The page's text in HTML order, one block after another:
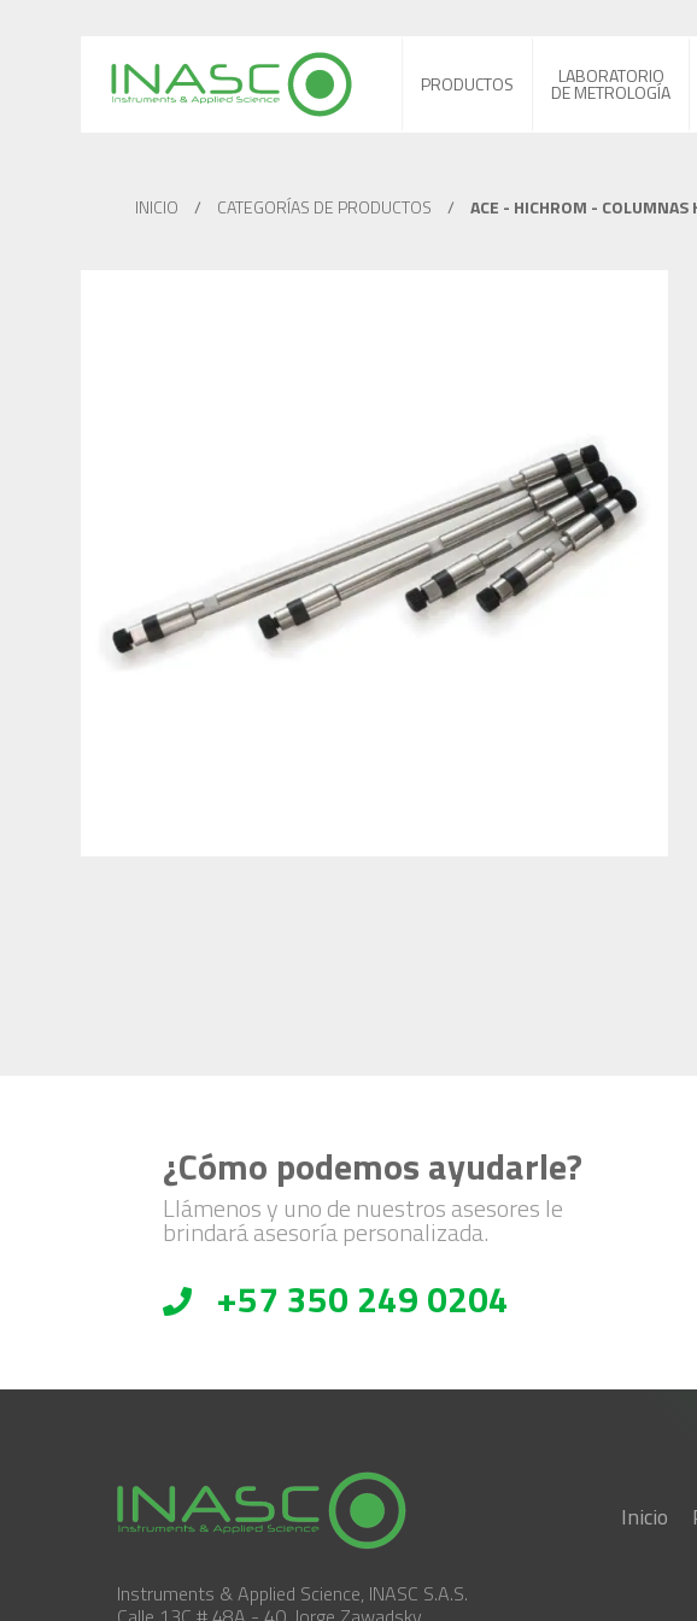
PRODUCTOS LABORATORIO
DE METROLOGÍA
INICIO / CATEGORÍAS DE PRODUCTOS / ACE - HICHROM - COLUMNAS
¿Cómo podemos ayudarle?
Llámenos y uno de nuestros asesores le
brindará asesoría personalizada.
+57 350 249 0204
Instruments & Applied Science, INASC S.A.S.
Inicio